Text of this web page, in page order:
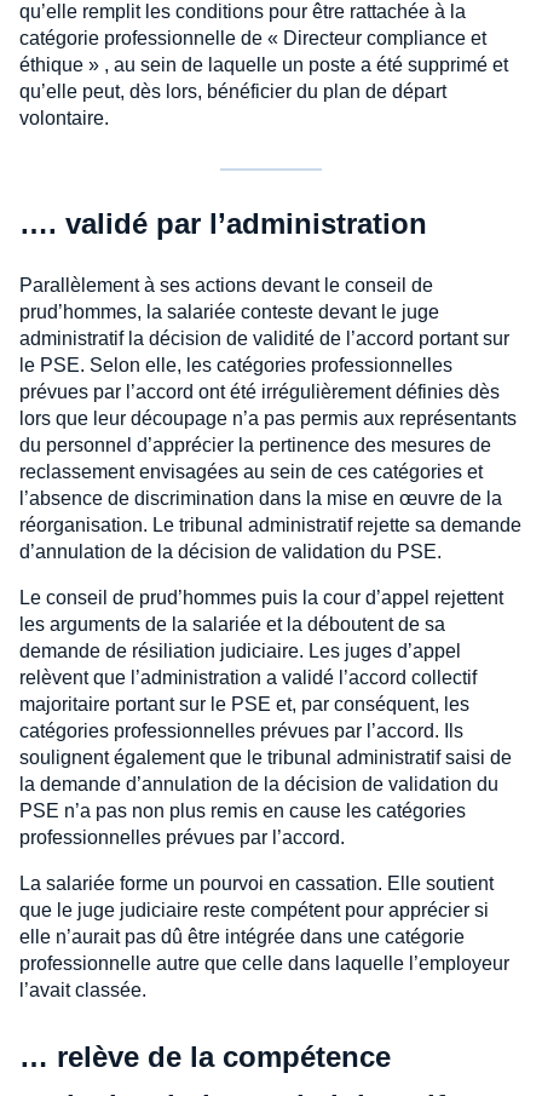
qu’elle remplit les conditions pour être rattachée à la
catégorie professionnelle de « Directeur compliance et
éthique » , au sein de laquelle un poste a été supprimé et
qu’elle peut, dès lors, bénéficier du plan de départ
volontaire.
…. validé par l’administration
Parallèlement à ses actions devant le conseil de
prud’hommes, la salariée conteste devant le juge
administratif la décision de validité de l’accord portant sur
le PSE. Selon elle, les catégories professionnelles
prévues par l’accord ont été irrégulièrement définies dès
lors que leur découpage n’a pas permis aux représentants
du personnel d’apprécier la pertinence des mesures de
reclassement envisagées au sein de ces catégories et
l’absence de discrimination dans la mise en œuvre de la
réorganisation. Le tribunal administratif rejette sa demande
d’annulation de la décision de validation du PSE.
Le conseil de prud’hommes puis la cour d’appel rejettent
les arguments de la salariée et la déboutent de sa
demande de résiliation judiciaire. Les juges d’appel
relèvent que l’administration a validé l’accord collectif
majoritaire portant sur le PSE et, par conséquent, les
catégories professionnelles prévues par l’accord. Ils
soulignent également que le tribunal administratif saisi de
la demande d’annulation de la décision de validation du
PSE n’a pas non plus remis en cause les catégories
professionnelles prévues par l’accord.
La salariée forme un pourvoi en cassation. Elle soutient
que le juge judiciaire reste compétent pour apprécier si
elle n’aurait pas dû être intégrée dans une catégorie
professionnelle autre que celle dans laquelle l’employeur
l’avait classée.
… relève de la compétence